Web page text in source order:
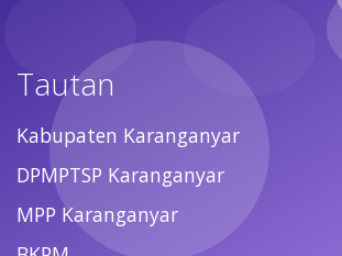
Tautan
Kabupaten Karanganyar
DPMPTSP Karanganyar
MPP Karanganyar